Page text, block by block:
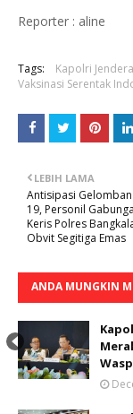
Reporter : aline
Tags: Kapolri
Vaksinasi Serentak
LEBIH LAMA
Antisipasi
19, Personil
Keris Polres
Obvit Segitiga Emas
ANDA MUNGKIN